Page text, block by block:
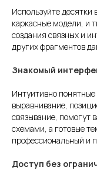
Используйте
каркасные модели, и
создания связных и
других фрагментов
Знакомый
Интуитивно понятные
выравнивание,
связывание, помогут
схемами, а готовые
профессиональный и
Доступ без